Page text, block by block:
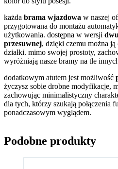
każda brama wjazdowa w naszej
przygotowana do montażu
użytkowania. dostępna w wersji
przesuwnej, dzięki czemu można
działki. mimo swojej prostoty,
wyróżniają nasze bramy na tle
dodatkowym atutem jest możliwość
życzysz sobie drobne modyfikacje,
zachowując minimalistyczny
dla tych, którzy szukają połączenia
ponadczasowym wyglądem.
Podobne produkty